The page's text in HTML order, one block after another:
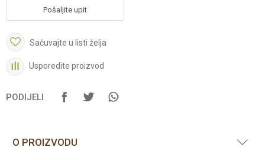
Pošaljite upit
Sačuvajte u listi želja
Usporedite proizvod
PODIJELI
O PROIZVODU